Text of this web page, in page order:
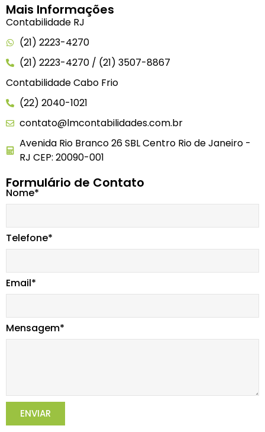
Mais Informações
Contabilidade RJ
(21) 2223-4270
(21) 2223-4270 / (21) 3507-8867
Contabilidade Cabo Frio
(22) 2040-1021
contato@lmcontabilidades.com.br
Avenida Rio Branco 26 SBL Centro Rio de Janeiro -
RJ CEP: 20090-001
Formulário de Contato
Nome*
Telefone*
Email*
Mensagem*
ENVIAR